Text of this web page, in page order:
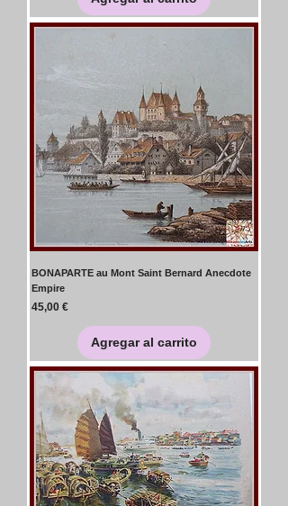
BONAPARTE au Mont Saint Bernard Anecdote
Empire
Precio
45,00 €
Agregar al carrito